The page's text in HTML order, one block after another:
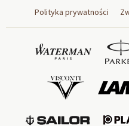
Polityka prywatności